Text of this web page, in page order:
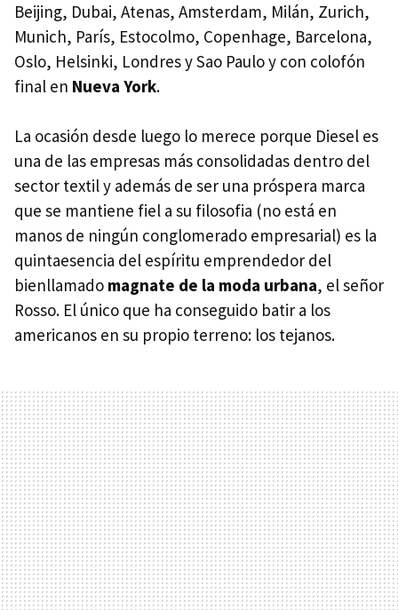
Beijing, Dubai, Atenas, Amsterdam, Milán, Zurich,
Munich, París, Estocolmo, Copenhage, Barcelona,
Oslo, Helsinki, Londres y Sao Paulo y con colofón
final en Nueva York.
La ocasión desde luego lo merece porque Diesel es
una de las empresas más consolidadas dentro del
sector textil y además de ser una próspera marca
que se mantiene fiel a su filosofia (no está en
manos de ningún conglomerado empresarial) es la
quintaesencia del espíritu emprendedor del
bienllamado magnate de la moda urbana, el señor
Rosso. El único que ha conseguido batir a los
americanos en su propio terreno: los tejanos.